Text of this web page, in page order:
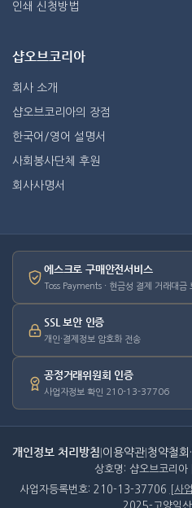
인쇄 신청방법
샵오브코리아
회사 소개
샵오브코리아의 장점
한국어/영어 설명서
사회봉사단체 후원
회사사명서
에스크로 구매안전서비스
Toss Payments · 현금성 결제 거래대금
SSL 보안 인증
개인·결제정보 암호화 전송
공정거래위원회 인증
사업자정보 확인 210-13-37706
개인정보 처리방침 이용약관 청약철회
상호명: 샵오브코리아
사업자등록번호: 210-13-37706
[사